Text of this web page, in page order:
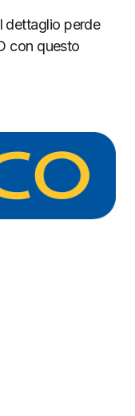
dettaglio perde
con questo